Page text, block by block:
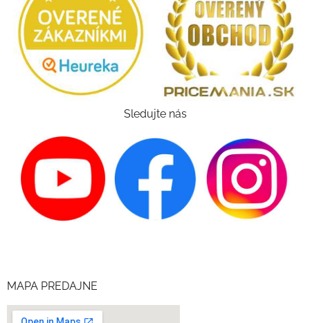
Sledujte nás
MAPA PREDAJNE